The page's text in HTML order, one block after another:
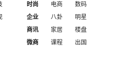
时尚 电商
数码
企业
八卦
明星
商讯 家居
楼盘
微商
课程
出国